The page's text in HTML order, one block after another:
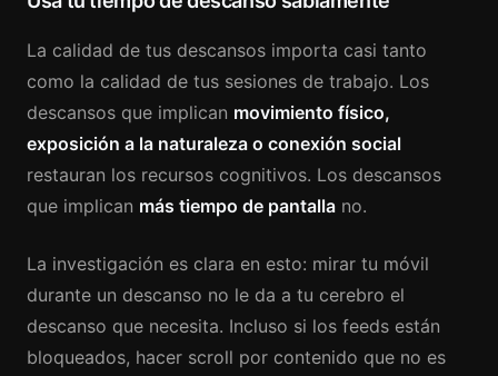
La calidad de tus descansos importa casi tanto
como la calidad de tus sesiones de trabajo. Los
descansos que implican movimiento físico,
exposición a la naturaleza o conexión social
restauran los recursos cognitivos. Los descansos
que implican más tiempo de pantalla no.
La investigación es clara en esto: mirar tu móvil
durante un descanso no le da a tu cerebro el
descanso que necesita. Incluso si los feeds están
bloqueados, hacer scroll por contenido que no es